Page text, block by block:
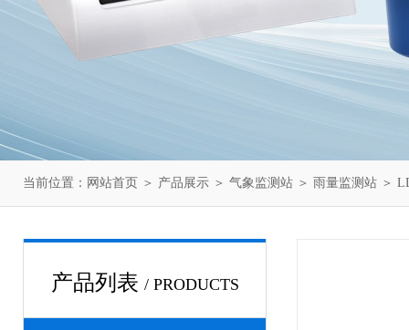
当前位置： 网站首页 ＞ 产品展示 ＞ 气象监测站 ＞ 雨量监测站 ＞
产品列表 / PRODUCTS